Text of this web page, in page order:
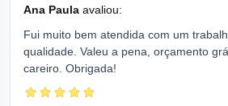
Ana Paula avaliou:
Fui muito bem atendida com um
qualidade. Valeu a pena, orçamento
careiro. Obrigada!